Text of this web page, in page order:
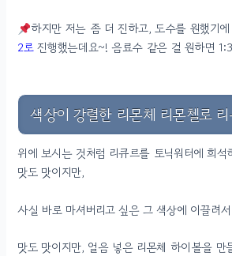
하지만 저는 좀 더 진하고, 도수를 원했기
2로진행했는데요~! 음료수 같은 걸 원하면
색상이 강렬한 리몬체 리몬첼로
위에 보시는 것처럼 리큐르를 토닉워터에 희석
맛도 맛이지만,
사실 바로 마셔버리고 싶은 그 색상에 이끌려
맛도 맛이지만, 얼음 넣은 리몬체 하이볼을 만